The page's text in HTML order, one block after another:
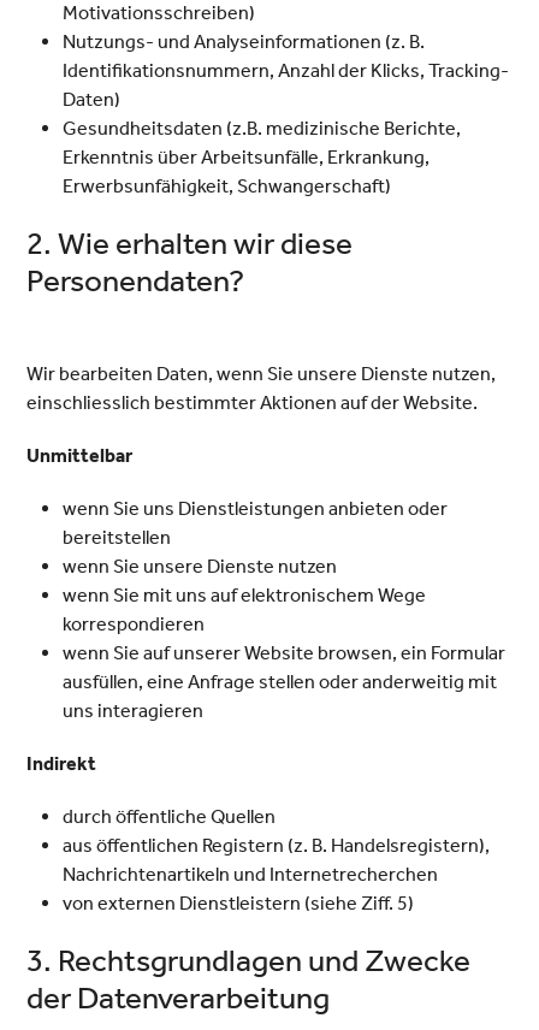
Motivationsschreiben)
Nutzungs- und Analyseinformationen (z. B.
Identifikationsnummern, Anzahl der Klicks, Tracking-
Daten)
Gesundheitsdaten (z.B. medizinische Berichte,
Erkenntnis über Arbeitsunfälle, Erkrankung,
Erwerbsunfähigkeit, Schwangerschaft)
2. Wie erhalten wir diese
Personendaten?
Wir bearbeiten Daten, wenn Sie unsere Dienste nutzen,
einschliesslich bestimmter Aktionen auf der Website.
Unmittelbar
wenn Sie uns Dienstleistungen anbieten oder
bereitstellen
wenn Sie unsere Dienste nutzen
wenn Sie mit uns auf elektronischem Wege
korrespondieren
wenn Sie auf unserer Website browsen, ein Formular
ausfüllen, eine Anfrage stellen oder anderweitig mit
uns interagieren
Indirekt
durch öffentliche Quellen
aus öffentlichen Registern (z. B. Handelsregistern),
Nachrichtenartikeln und Internetrecherchen
von externen Dienstleistern (siehe Ziff. 5)
3. Rechtsgrundlagen und Zwecke
der Datenverarbeitung